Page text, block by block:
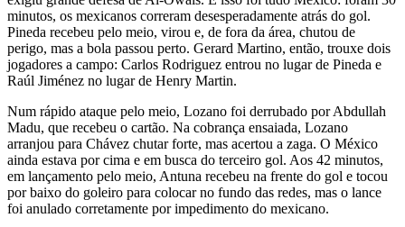
minutos, os mexicanos correram desesperadamente atrás do gol.
Pineda recebeu pelo meio, virou e, de fora da área, chutou de
perigo, mas a bola passou perto. Gerard Martino, então, trouxe dois
jogadores a campo: Carlos Rodriguez entrou no lugar de Pineda e
Raúl Jiménez no lugar de Henry Martin.
Num rápido ataque pelo meio, Lozano foi derrubado por Abdullah
Madu, que recebeu o cartão. Na cobrança ensaiada, Lozano
arranjou para Chávez chutar forte, mas acertou a zaga. O México
ainda estava por cima e em busca do terceiro gol. Aos 42 minutos,
em lançamento pelo meio, Antuna recebeu na frente do gol e tocou
por baixo do goleiro para colocar no fundo das redes, mas o lance
foi anulado corretamente por impedimento do mexicano.